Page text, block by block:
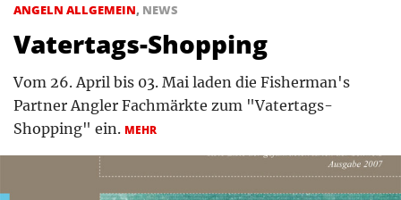
ANGELN ALLGEMEIN, NEWS
Vatertags-Shopping
Vom 26. April bis 03. Mai laden die Fisherman's
Partner Angler Fachmärkte zum "Vatertags-
Shopping" ein. MEHR